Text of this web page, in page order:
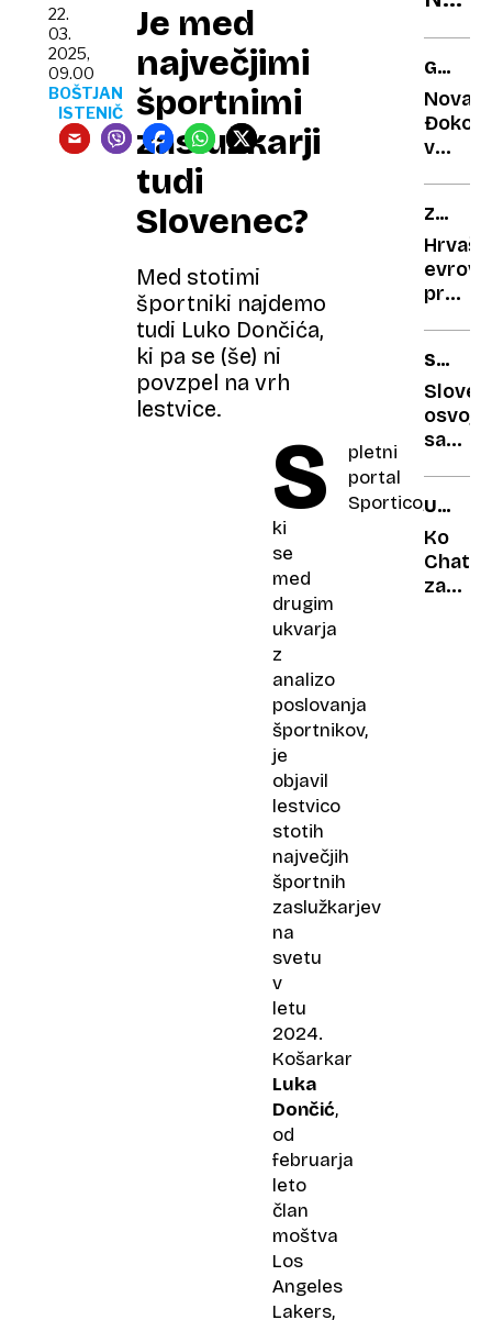
Je med
največjimi
športnimi
zaslužkarji
tudi
Slovenec?
Med stotimi
športniki najdemo
tudi Luko Dončića,
ki pa se (še) ni
povzpel na vrh
lestvice.
22.
03.
2025,
09.00
BOŠTJAN
ISTENIČ
S
pletni
portal
Sportico,
ki
se
med
drugim
ukvarja
z
analizo
poslovanja
športnikov,
je
objavil
lestvico
stotih
največjih
športnih
zaslužkarjev
na
svetu
v
letu
2024.
Košarkar
Luka
Dončić,
od
februarja
leto
član
moštva
Los
Angeles
Lakers,
jo
sam
in
jedi
iz
ZABAVA
Novak
v
Jessico
Alba
in
Evo
ZNAN
OBRAZ
IMA
SVOJ
GLAS
znani
šov
MOŠKI
Ko